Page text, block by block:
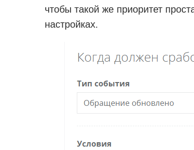
чтобы такой же приоритет
настройках.